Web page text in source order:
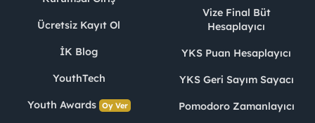
Ücretsiz Kayıt Ol
İK Blog
YouthTech
Youth Awards Oy Ver
Vize Final Büt
Hesaplayıcı
YKS Puan Hesaplayıcı
YKS Geri Sayım Sayacı
Pomodoro Zamanlayıcı